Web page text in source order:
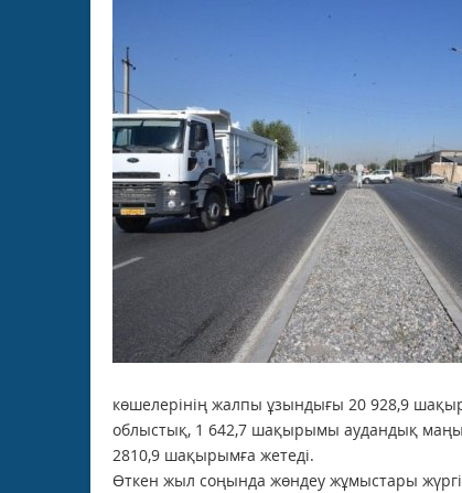
көшелерінің жалпы ұзындығы 20 928,9
облыстық, 1 642,7 шақырымы аудандық
2810,9 шақырымға жетеді.
Өткен жыл соңында жөндеу жұмыстары